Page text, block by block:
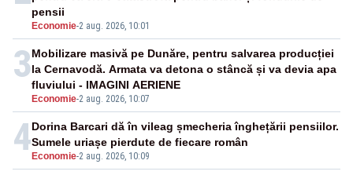
Economie-2 aug. 2026, 10:01
pensii
3
Economie-2 aug. 2026, 10:07
Mobilizare masivă pe Dunăre, pentru salvarea producției
la Cernavodă. Armata va detona o stâncă și va devia apa
fluviului - IMAGINI AERIENE
4 Economie-2 aug. 2026, 10:09
Dorina Barcari dă în vileag șmecheria înghețării pensiilor.
Sumele uriașe pierdute de fiecare român